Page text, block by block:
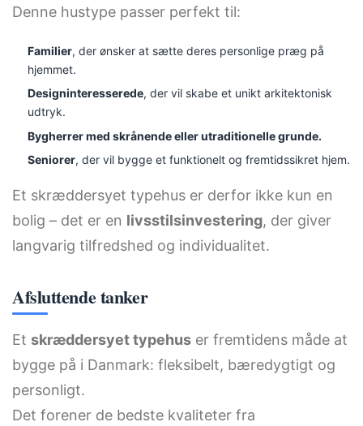
Denne hustype passer perfekt til:
Familier, der ønsker at sætte deres personlige præg på
hjemmet.
Designinteresserede, der vil skabe et unikt arkitektonisk
udtryk.
Bygherrer med skrånende eller utraditionelle grunde.
Seniorer, der vil bygge et funktionelt og fremtidssikret hjem.
Et skræddersyet typehus er derfor ikke kun en
bolig – det er en livsstilsinvestering, der giver
langvarig tilfredshed og individualitet.
Afsluttende tanker
Et skræddersyet typehus er fremtidens måde at
bygge på i Danmark: fleksibelt, bæredygtigt og
personligt.
Det forener de bedste kvaliteter fra